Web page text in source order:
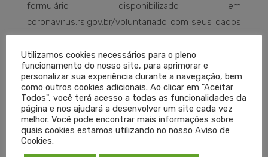
formulário disponibilizado em
coronavirus.rs.gov.br/voluntariado com seus dados
formação, especialidade e registro profissional,
além do turno e dias de disponibilidade. Os dados
serão disponibilizados pela SES para a gestão dos
municípios e instituições de Saúde, caso haja
necessidade de substituição ou ampliação da força
de trabalho.
Utilizamos cookies necessários para o pleno
funcionamento do nosso site, para aprimorar e
personalizar sua experiência durante a navegação, bem
como outros cookies adicionais. Ao clicar em "Aceitar
Todos", você terá acesso a todas as funcionalidades da
página e nos ajudará a desenvolver um site cada vez
melhor. Você pode encontrar mais informações sobre
quais cookies estamos utilizando no nosso Aviso de
Cookies.